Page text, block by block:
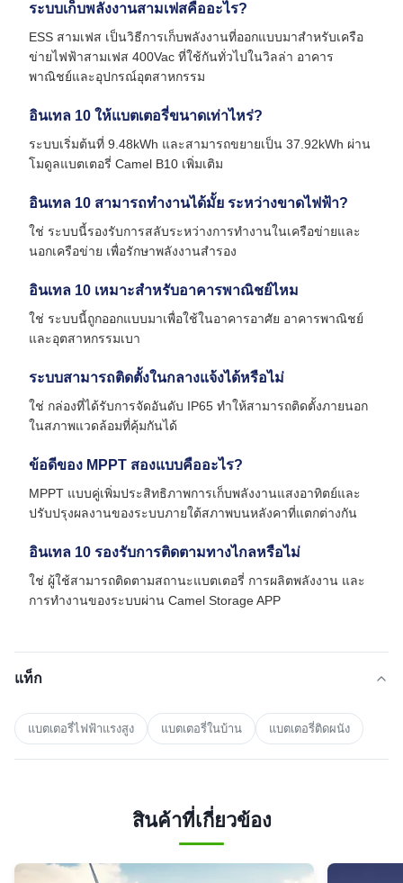
ระบบเก็บพลังงานสามเฟสคืออะไร?
ESS สามเฟส เป็นวิธีการเก็บพลังงานที่ออกแบบมาสําหรับเครือ
ข่ายไฟฟ้าสามเฟส 400Vac ที่ใช้กันทั่วไปในวิลล่า อาคาร
พาณิชย์และอุปกรณ์อุตสาหกรรม
อินเทล 10 ให้แบตเตอรี่ขนาดเท่าไหร่?
ระบบเริ่มต้นที่ 9.48kWh และสามารถขยายเป็น 37.92kWh ผ่าน
โมดูลแบตเตอรี่ Camel B10 เพิ่มเติม
อินเทล 10 สามารถทํางานได้มั้ย ระหว่างขาดไฟฟ้า?
ใช่ ระบบนี้รองรับการสลับระหว่างการทํางานในเครือข่ายและ
นอกเครือข่าย เพื่อรักษาพลังงานสํารอง
อินเทล 10 เหมาะสําหรับอาคารพาณิชย์ไหม
ใช่ ระบบนี้ถูกออกแบบมาเพื่อใช้ในอาคารอาศัย อาคารพาณิชย์
และอุตสาหกรรมเบา
ระบบสามารถติดตั้งในกลางแจ้งได้หรือไม่
ใช่ กล่องที่ได้รับการจัดอันดับ IP65 ทําให้สามารถติดตั้งภายนอก
ในสภาพแวดล้อมที่คุ้มกันได้
ข้อดีของ MPPT สองแบบคืออะไร?
MPPT แบบคู่เพิ่มประสิทธิภาพการเก็บพลังงานแสงอาทิตย์และ
ปรับปรุงผลงานของระบบภายใต้สภาพบนหลังคาที่แตกต่างกัน
อินเทล 10 รองรับการติดตามทางไกลหรือไม่
ใช่ ผู้ใช้สามารถติดตามสถานะแบตเตอรี่ การผลิตพลังงาน และ
การทํางานของระบบผ่าน Camel Storage APP
แท็ก
แบตเตอรี่ไฟฟ้าแรงสูง แบตเตอรี่ในบ้าน แบตเตอรี่ติดผนัง
สินค้าที่เกี่ยวข้อง